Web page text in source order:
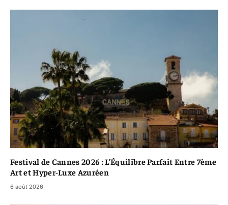
Festival de Cannes 2026 : L’Équilibre Parfait Entre 7ème
Art et Hyper-Luxe Azuréen
6 août 2026